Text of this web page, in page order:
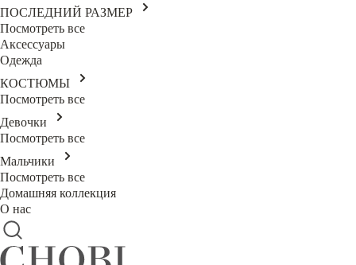
ПОСЛЕДНИЙ РАЗМЕР
Посмотреть все
Аксессуары
Одежда
КОСТЮМЫ
Посмотреть все
Девочки
Посмотреть все
Мальчики
Посмотреть все
Домашняя коллекция
О нас